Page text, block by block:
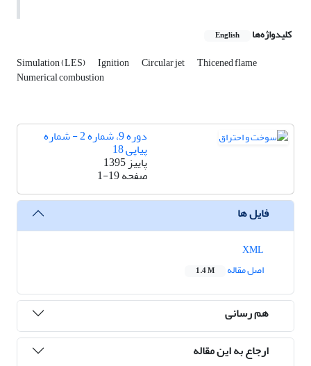
کلیدواژه‌ها English
Simulation (LES) Ignition Circular jet Thicened flame
Numerical combustion
دوره 9، شماره 2 - شماره
پیاپی 18
پاییز 1395
صفحه1-19
فایل ها
اصل مقاله
1.4 M
هم رسانی
ارجاع به این مقاله